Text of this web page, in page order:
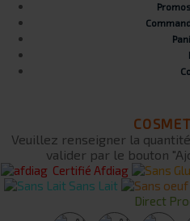
Veuillez renseigner la
valider par le bouton
Certifié Afdiag
Sans Lait
Direct